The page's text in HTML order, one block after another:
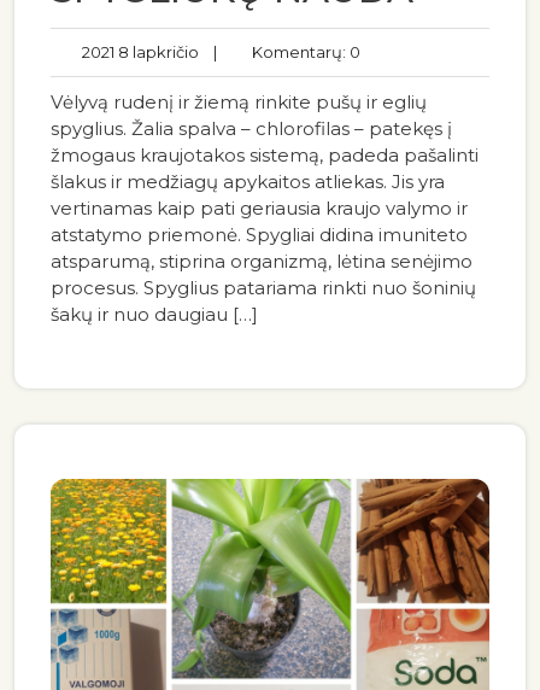
2021 8 lapkričio | Komentarų: 0
Vėlyvą rudenį ir žiemą rinkite pušų ir eglių
spyglius. Žalia spalva – chlorofilas – patekęs į
žmogaus kraujotakos sistemą, padeda pašalinti
šlakus ir medžiagų apykaitos atliekas. Jis yra
vertinamas kaip pati geriausia kraujo valymo ir
atstatymo priemonė. Spygliai didina imuniteto
atsparumą, stiprina organizmą, lėtina senėjimo
procesus. Spyglius patariama rinkti nuo šoninių
šakų ir nuo daugiau […]